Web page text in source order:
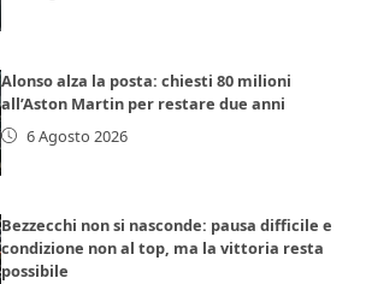
Alonso alza la posta: chiesti 80 milioni
all’Aston Martin per restare due anni
6 Agosto 2026
Bezzecchi non si nasconde: pausa difficile e
condizione non al top, ma la vittoria resta
possibile